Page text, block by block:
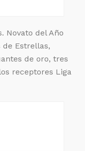
Novato del Año
de Estrellas,
de oro, tres
receptores Liga